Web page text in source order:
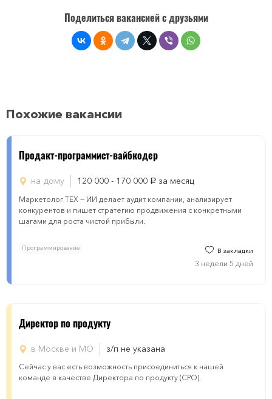
Поделиться вакансией с друзьями
Похожие вакансии
Продакт-программист-вайбкодер
на дому 120 000 - 170 000 руб. за месяц
Маркетолог ТЕХ — ИИ делает аудит компании, анализирует
конкурентов и пишет стратегию продвижения с конкретными
шагами для роста чистой прибыли.
Программирование В закладки
3 недели 5 дней
Директор по продукту
в Москве и МО з/п не указана
Сейчас у вас есть возможность присоединиться к нашей
команде в качестве Директора по продукту (CPO).